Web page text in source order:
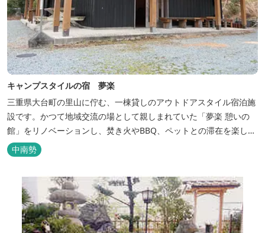
キャンプスタイルの宿 夢楽
三重県大台町の里山に佇む、一棟貸しのアウトドアスタイル宿泊施
設です。かつて地域交流の場として親しまれていた「夢楽 憩いの
館」をリノベーションし、焚き火やBBQ、ペットとの滞在を楽しめ
る“キャンプ気分”の宿として生まれ変わりました。 【営業時間】 チ
ェックイン 15：00（早めのチェックインご希望は予約時に要相
中南勢